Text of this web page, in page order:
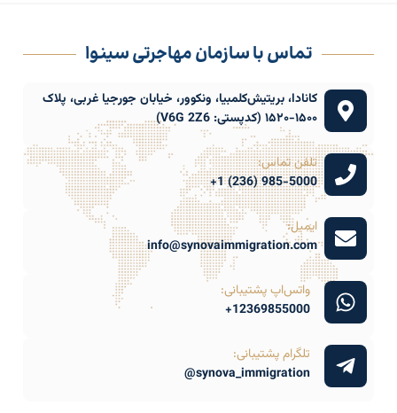
تماس با سازمان مهاجرتی سینوا
کانادا، بریتیش‌کلمبیا، ونکوور، خیابان جورجیا غربی، پلاک
۱۵۰۰-۱۵۲۰ (کدپستی: V6G 2Z6)
تلفن تماس:
985-5000 (236) 1+
ایمیل:
info@synovaimmigration.com
واتس‌اپ پشتیبانی:
12369855000+
تلگرام پشتیبانی:
synova_immigration@